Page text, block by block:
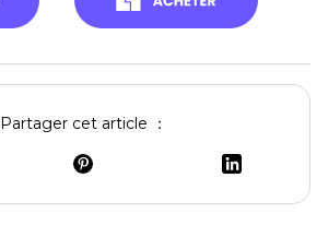
Partager cet article ：